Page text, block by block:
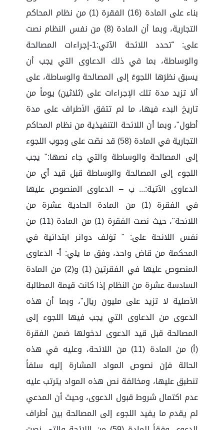
بناء على المادة (16) الفقرة (1) من نظام المحاكم
التجارية، وبما أن المادة (8) من نفس النظام نصت
على: "تحدد اللائحة الآتي:1-إجراءات المصالحة
والوساطة، بما في ذلك الدعاوى التي يجب أن
يسبق نظرَها اللجوءُ إلى المصالحة والوساطة، على
ألا تزيد مدة تلك الإجراءات على (ثلاثين) يوماً من
تاريخ البدء فيها، ما لم تتفق الأطراف على مدة
أطول"، وبما أن اللائحة التنفيذية من نظام المحاكم
التجارية في المادة (58) قد نصّت على وجوب اللجوء
إلى المصالحة والوساطة والتي جاء نصها:" يجب
اللجوء إلى المصالحة والوساطة قبل قيد أي من
الدعاوى الآتية:... ب – الدعاوى المنصوص عليها
في الفقرة (1) من المادة الحادية عشرة من
اللائحة"، حيث نصت الفقرة (1) من المادة (11) من
نفس اللائحة على: " تؤلف دوائر ابتدائية في
المحكمة من قاض واحد، وفق ما يلي: أ- الدعاوى
المنصوص عليها في الفقرتين (1) و(2) من المادة
السادسة عشرة من النظام إذا كانت قيمة المطالبة
الأصلية لا تزيد على مليون ريال"، وبما أن هذه
الدعوى من الدعاوى التي يجب فيها اللجوء إلى
المصالحة قبل قيد الدعوى لدخولها ضمن الفقرة
(أ) من المادة (11) من اللائحة، وعليه في هذه
الحالة فإن نصوص المواد المشارة إليه سلفاً
تنطبق عليها، ومخالفة نص هذه المواد يترتب عليه
عدم اكتمال شروط قبول الدعوى، وحيث أن المدعي
لم يقدم ما يفيد اللجوء إلى المصالحة بين أطراف